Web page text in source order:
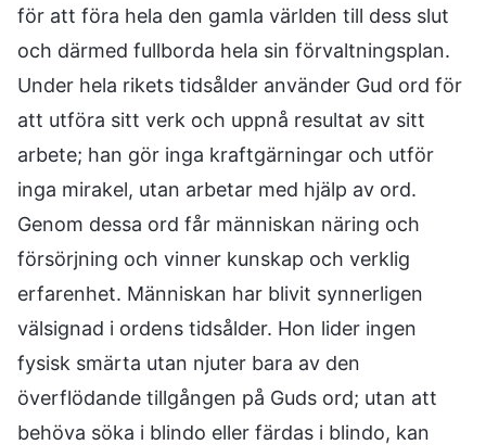
för att föra hela den gamla världen till dess slut
och därmed fullborda hela sin förvaltningsplan.
Under hela rikets tidsålder använder Gud ord för
att utföra sitt verk och uppnå resultat av sitt
arbete; han gör inga kraftgärningar och utför
inga mirakel, utan arbetar med hjälp av ord.
Genom dessa ord får människan näring och
försörjning och vinner kunskap och verklig
erfarenhet. Människan har blivit synnerligen
välsignad i ordens tidsålder. Hon lider ingen
fysisk smärta utan njuter bara av den
överflödande tillgången på Guds ord; utan att
behöva söka i blindo eller färdas i blindo, kan